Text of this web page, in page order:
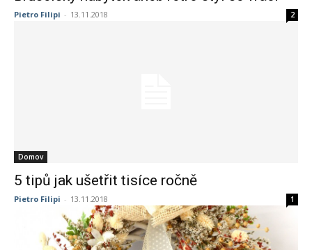
Pietro Filipi - 13.11.2018 2
Domov
5 tipů jak ušetřit tisíce ročně
Pietro Filipi - 13.11.2018 1